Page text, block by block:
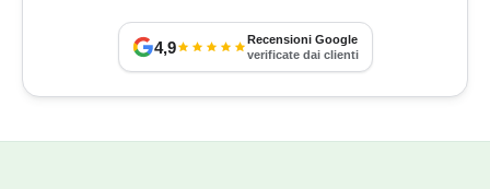
4,9
Recensioni Google
verificate dai clienti